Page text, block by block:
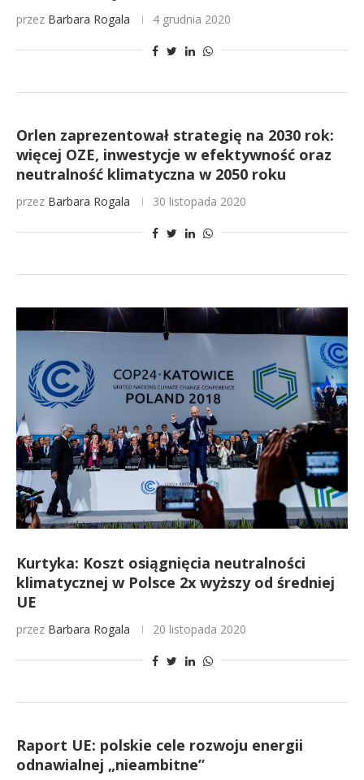
przez Barbara Rogala 4 grudnia 2020
Orlen zaprezentował strategię na 2030 rok:
więcej OZE, inwestycje w efektywność oraz
neutralność klimatyczna w 2050 roku
przez Barbara Rogala 30 listopada 2020
Kurtyka: Koszt osiągnięcia neutralności
klimatycznej w Polsce 2x wyższy od średniej
UE
przez Barbara Rogala 20 listopada 2020
Raport UE: polskie cele rozwoju energii
odnawialnej „nieambitne”